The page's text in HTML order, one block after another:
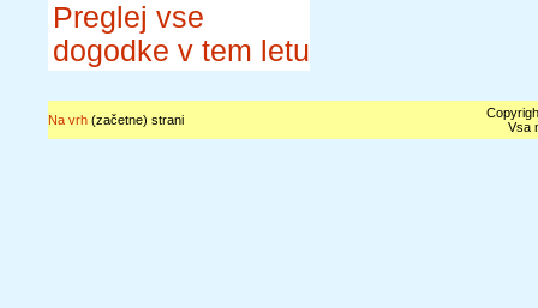
Preglej vse
dogodke v tem letu
Na vrh(začetne) strani
Vsa